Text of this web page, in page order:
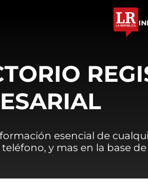
esencial de
teléfono, y mas en la base